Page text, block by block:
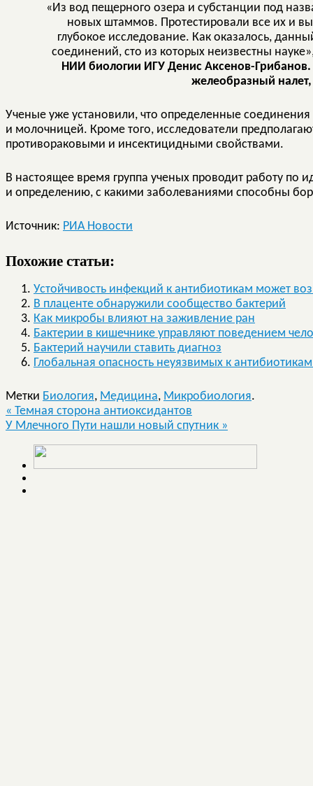
«Из вод пещерного озера и субстанции под
новых штаммов. Протестировали все их и
глубокое исследование. Как оказалось,
соединений, сто из которых неизвестны
НИИ биологии ИГУ Денис Аксенов-
желеобразный
Ученые уже установили, что определенные
и молочницей. Кроме того, исследователи
противораковыми и инсектицидными свойствами.
В настоящее время группа ученых проводит работу по
и определению, с какими заболеваниями способны
Источник: РИА Новости
Похожие статьи:
Устойчивость инфекций к антибиотикам может
В плаценте обнаружили сообщество бактерий
Как микробы влияют на заживление ран
Бактерии в кишечнике управляют поведением
Бактерий научили ставить диагноз
Глобальная опасность неуязвимых к
Метки Биология, Медицина, Микробиология.
« Темная сторона антиоксидантов
У Млечного Пути нашли новый спутник »